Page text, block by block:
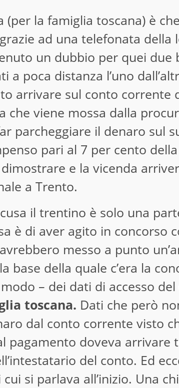
(per la famiglia toscana) è
ad una telefonata della
un dubbio per quei due
a poca distanza l’uno
arrivare sul conto corrente
che viene mossa dalla
parcheggiare il denaro sul
pari al 7 per cento
e la vicenda
a Trento.
il trentino è solo una
è di aver agito in concorso
messo a punto
base della quale c’era la
– dei dati di accesso del
toscana. Dati che però
dal conto corrente visto
pagamento doveva arrivare
del conto. Ed
cui si parlava all’inizio. Una